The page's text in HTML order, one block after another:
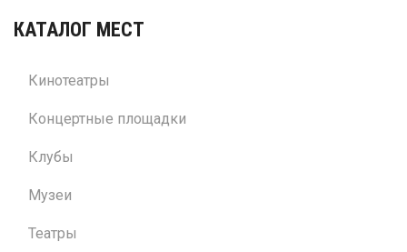
КАТАЛОГ МЕСТ
Кинотеатры
Концертные площадки
Клубы
Музеи
Театры